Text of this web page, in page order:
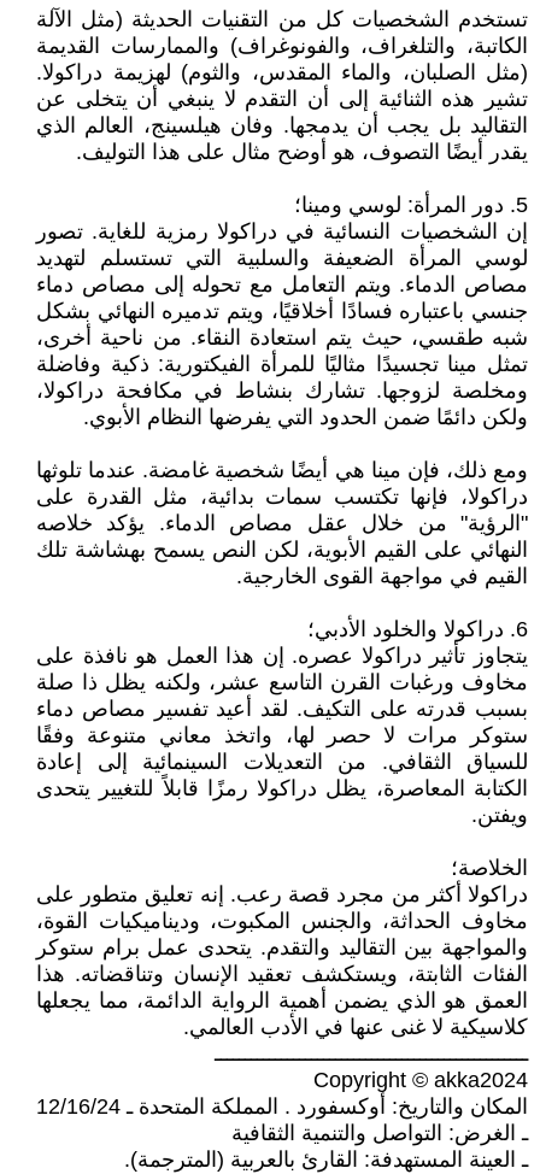
تستخدم الشخصيات كل من التقنيات الحديثة (مثل الآلة
الكاتبة، والتلغراف، والفونوغراف) والممارسات القديمة
(مثل الصلبان، والماء المقدس، والثوم) لهزيمة دراكولا.
تشير هذه الثنائية إلى أن التقدم لا ينبغي أن يتخلى عن
التقاليد بل يجب أن يدمجها. وفان هيلسينج، العالم الذي
يقدر أيضًا التصوف، هو أوضح مثال على هذا التوليف.
5. دور المرأة: لوسي ومينا؛
إن الشخصيات النسائية في دراكولا رمزية للغاية. تصور
لوسي المرأة الضعيفة والسلبية التي تستسلم لتهديد
مصاص الدماء. ويتم التعامل مع تحوله إلى مصاص دماء
جنسي باعتباره فسادًا أخلاقيًا، ويتم تدميره النهائي بشكل
شبه طقسي، حيث يتم استعادة النقاء. من ناحية أخرى،
تمثل مينا تجسيدًا مثاليًا للمرأة الفيكتورية: ذكية وفاضلة
ومخلصة لزوجها. تشارك بنشاط في مكافحة دراكولا،
ولكن دائمًا ضمن الحدود التي يفرضها النظام الأبوي.
ومع ذلك، فإن مينا هي أيضًا شخصية غامضة. عندما تلوثها
دراكولا، فإنها تكتسب سمات بدائية، مثل القدرة على
"الرؤية" من خلال عقل مصاص الدماء. يؤكد خلاصه
النهائي على القيم الأبوية، لكن النص يسمح بهشاشة تلك
القيم في مواجهة القوى الخارجية.
6. دراكولا والخلود الأدبي؛
يتجاوز تأثير دراكولا عصره. إن هذا العمل هو نافذة على
مخاوف ورغبات القرن التاسع عشر، ولكنه يظل ذا صلة
بسبب قدرته على التكيف. لقد أعيد تفسير مصاص دماء
ستوكر مرات لا حصر لها، واتخذ معاني متنوعة وفقًا
للسياق الثقافي. من التعديلات السينمائية إلى إعادة
الكتابة المعاصرة، يظل دراكولا رمزًا قابلاً للتغيير يتحدى
ويفتن.
الخلاصة؛
دراكولا أكثر من مجرد قصة رعب. إنه تعليق متطور على
مخاوف الحداثة، والجنس المكبوت، وديناميكيات القوة،
والمواجهة بين التقاليد والتقدم. يتحدى عمل برام ستوكر
الفئات الثابتة، ويستكشف تعقيد الإنسان وتناقضاته. هذا
العمق هو الذي يضمن أهمية الرواية الدائمة، مما يجعلها
كلاسيكية لا غنى عنها في الأدب العالمي.
ــــــــــــــــــــــــــــــــــــــــــــــــــــ
Copyright © akka2024
المكان والتاريخ: أوكسفورد . المملكة المتحدة ـ 12/16/24
ـ الغرض: التواصل والتنمية الثقافية
ـ العينة المستهدفة: القارئ بالعربية (المترجمة).